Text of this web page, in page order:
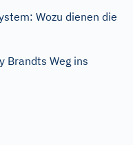
Wozu dienen die
Brandts Weg ins